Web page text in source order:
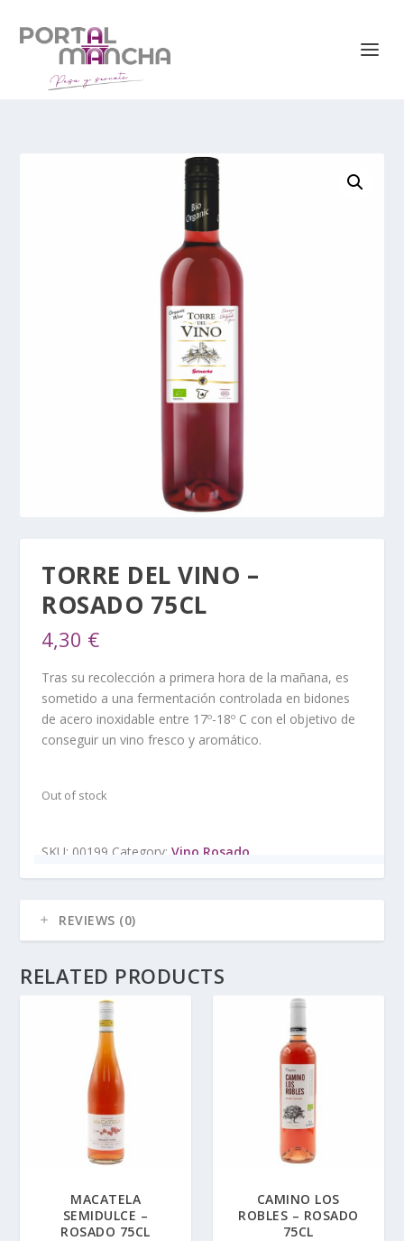
TORRE DEL VINO –
ROSADO 75CL
4,30 €
Tras su recolección a primera hora de la mañana, es
sometido a una fermentación controlada en bidones
de acero inoxidable entre 17º-18º C con el objetivo de
conseguir un vino fresco y aromático.
Out of stock
SKU: 00199 Category:Vino Rosado
REVIEWS (0)
RELATED PRODUCTS
MACATELA
SEMIDULCE –
ROSADO 75CL
CAMINO LOS
ROBLES – ROSADO
75CL